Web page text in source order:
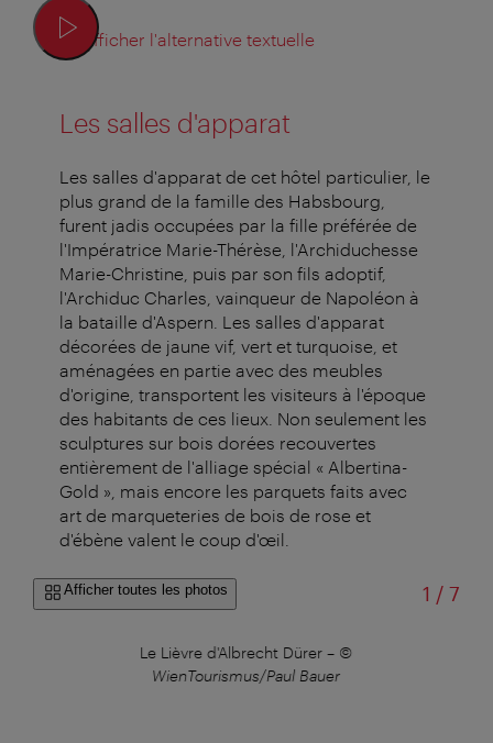
Afficher l'alternative textuelle
Les salles d'apparat
Les salles d'apparat de cet hôtel particulier, le
plus grand de la famille des Habsbourg,
furent jadis occupées par la fille préférée de
l'Impératrice Marie-Thérèse, l'Archiduchesse
Marie-Christine, puis par son fils adoptif,
l'Archiduc Charles, vainqueur de Napoléon à
la bataille d'Aspern. Les salles d'apparat
décorées de jaune vif, vert et turquoise, et
aménagées en partie avec des meubles
d'origine, transportent les visiteurs à l'époque
des habitants de ces lieux. Non seulement les
sculptures sur bois dorées recouvertes
entièrement de l'alliage spécial « Albertina-
Gold », mais encore les parquets faits avec
art de marqueteries de bois de rose et
d'ébène valent le coup d'œil.
Afficher toutes les photos 1 /sur
7
Le Lièvre d'Albrecht Dürer – ©
WienTourismus/Paul Bauer